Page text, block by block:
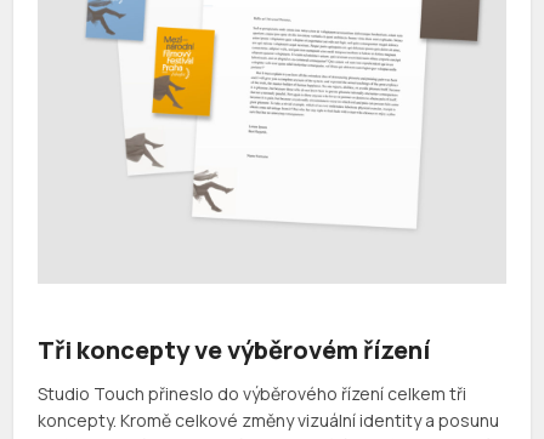
Tři koncepty ve výběrovém řízení
Studio Touch přineslo do výběrového řízení celkem tři
koncepty. Kromě celkové změny vizuální identity a posunu